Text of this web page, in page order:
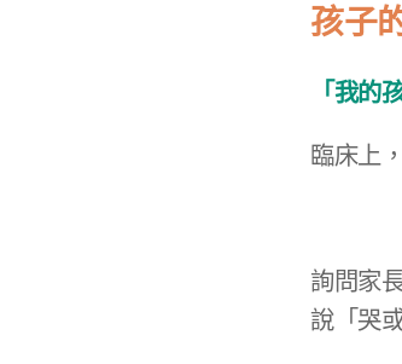
孩子
「我的
臨床上
詢問家
說「哭